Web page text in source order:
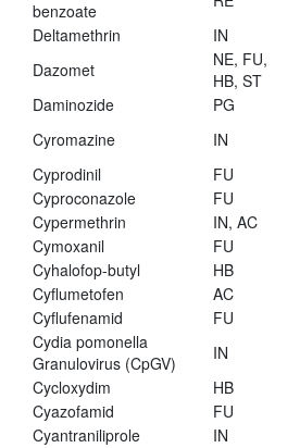
benzoate
Deltamethrin
IN
Dazomet
NE, FU,
HB, ST
Daminozide
PG
Cyromazine
IN
Cyprodinil
FU
Cyproconazole
FU
Cypermethrin
IN, AC
Cymoxanil
FU
Cyhalofop-butyl
HB
Cyflumetofen
AC
Cyflufenamid
FU
Cydia pomonella
Granulovirus (CpGV)
IN
Cycloxydim
HB
Cyazofamid
FU
Cyantraniliprole
IN